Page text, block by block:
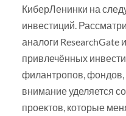
КиберЛенинки на
инвестиций.
аналоги ResearchGate
привлечённых
филантропов,
внимание уделяется
проектов, которые